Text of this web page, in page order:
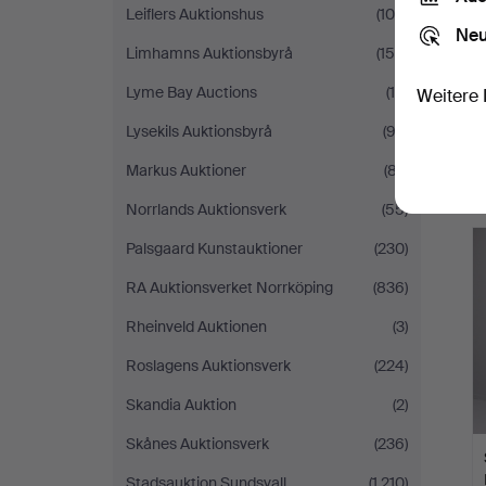
Leiflers Auktionshus
(105)
Limhamns Auktionsbyrå
(158)
Lyme Bay Auctions
(15)
Lysekils Auktionsbyrå
(92)
Markus Auktioner
(87)
Norrlands Auktionsverk
(55)
Palsgaard Kunstauktioner
(230)
RA Auktionsverket Norrköping
(836)
Rheinveld Auktionen
(3)
Roslagens Auktionsverk
(224)
Skandia Auktion
(2)
Skånes Auktionsverk
(236)
Weitere